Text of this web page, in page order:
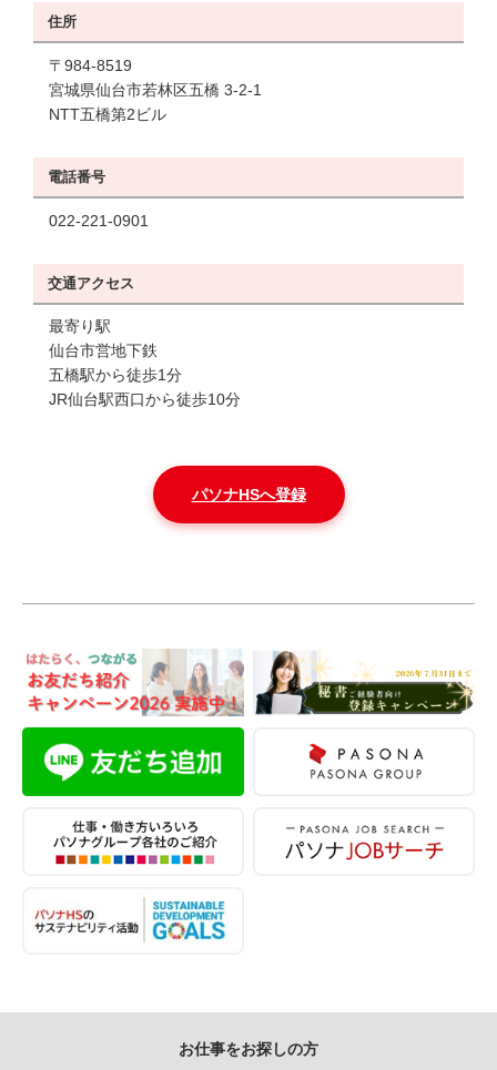
住所
〒984-8519
宮城県仙台市若林区五橋 3-2-1
NTT五橋第2ビル
電話番号
022-221-0901
交通アクセス
最寄り駅
仙台市営地下鉄
五橋駅から徒歩1分
JR仙台駅西口から徒歩10分
パソナHSへ登録
お仕事をお探しの方